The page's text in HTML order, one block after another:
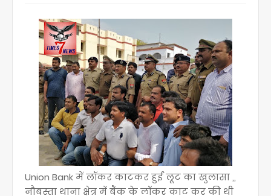
Union Bank में लॉकर काटकर हुई लूट का खुलासा ,,
नौबस्ता थाना क्षेत्र में बैंक के लॉकर काट कर की थी